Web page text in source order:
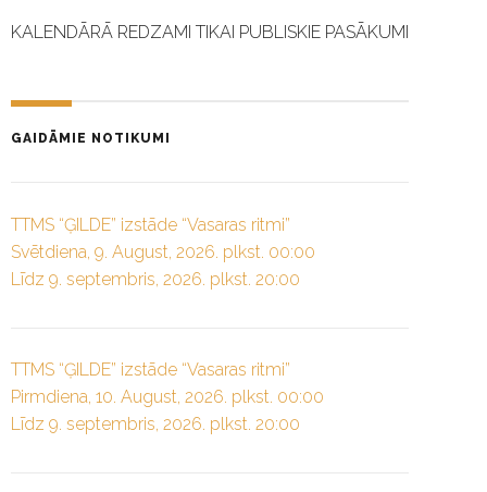
KALENDĀRĀ REDZAMI TIKAI PUBLISKIE PASĀKUMI
GAIDĀMIE NOTIKUMI
TTMS “ĢILDE” izstāde “Vasaras ritmi”
Svētdiena, 9. August, 2026. plkst. 00:00
Līdz 9. septembris, 2026. plkst. 20:00
TTMS “ĢILDE” izstāde “Vasaras ritmi”
Pirmdiena, 10. August, 2026. plkst. 00:00
Līdz 9. septembris, 2026. plkst. 20:00